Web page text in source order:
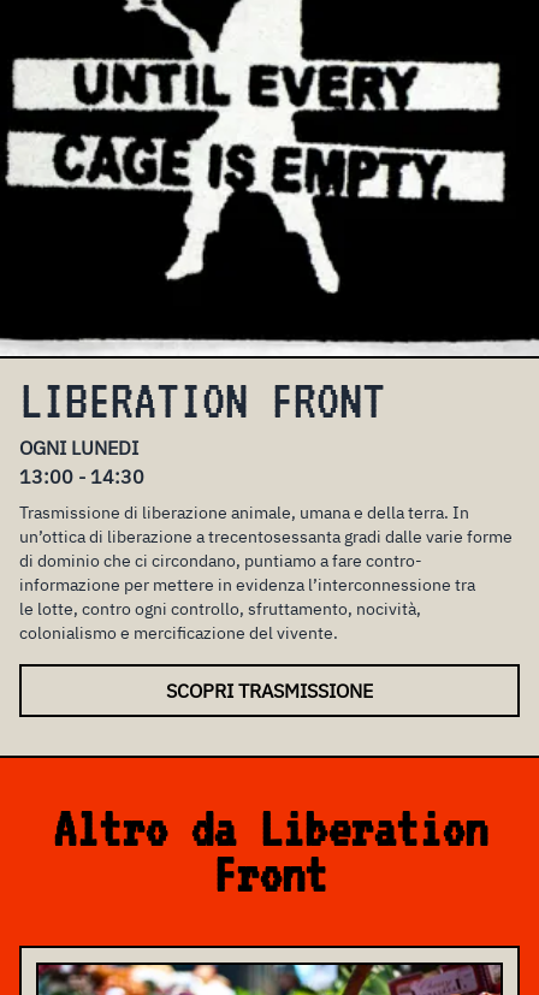
LIBERATION FRONT
OGNI LUNEDI
13:00 - 14:30
Trasmissione di liberazione animale, umana e della terra. In
un’ottica di liberazione a trecentosessanta gradi dalle varie forme
di dominio che ci circondano, puntiamo a fare contro-
informazione per mettere in evidenza l’interconnessione tra
le lotte, contro ogni controllo, sfruttamento, nocività,
colonialismo e mercificazione del vivente.
SCOPRI TRASMISSIONE
Altro da Liberation
Front